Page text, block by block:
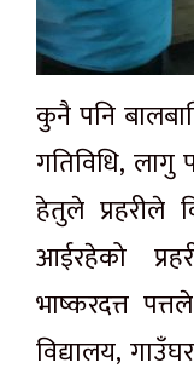
कुनै पनि
गतिविधि, लागु
हेतुले प्रहरीले
आईरहेको
भाष्करदत्त
विद्यालय,